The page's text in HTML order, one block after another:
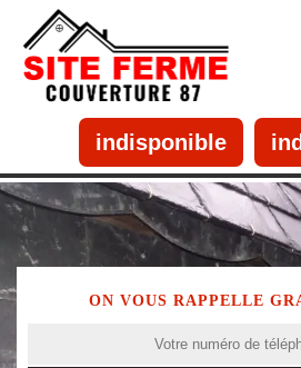
indisponible
ON VOUS RAPPELLE